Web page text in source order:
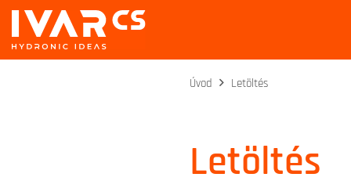
Úvod Letöltés
Letöltés